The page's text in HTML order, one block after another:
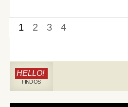
1 2 3 4
HELLO!
FIND OS